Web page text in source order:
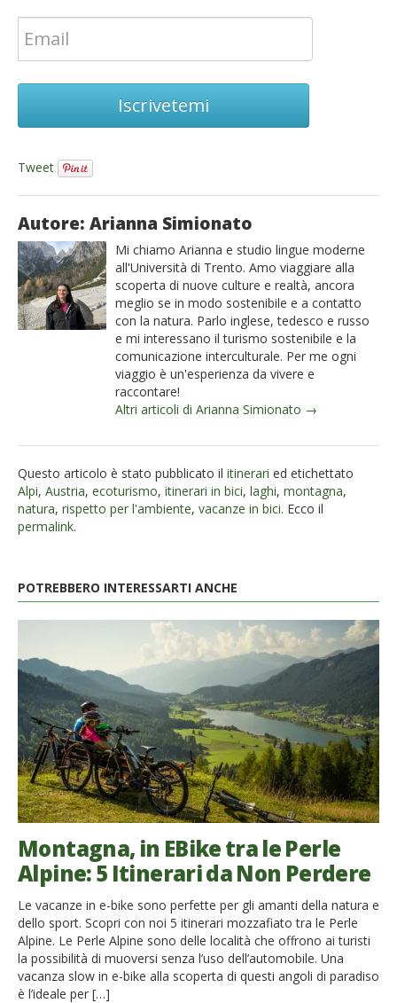
Iscrivetemi
Tweet
Autore: Arianna Simionato
Mi chiamo Arianna e studio lingue moderne
all'Università di Trento. Amo viaggiare alla
scoperta di nuove culture e realtà, ancora
meglio se in modo sostenibile e a contatto
con la natura. Parlo inglese, tedesco e russo
e mi interessano il turismo sostenibile e la
comunicazione interculturale. Per me ogni
viaggio è un'esperienza da vivere e
raccontare!
Altri articoli di Arianna Simionato →
Questo articolo è stato pubblicato il itinerari ed etichettato
Alpi, Austria, ecoturismo, itinerari in bici, laghi, montagna,
natura, rispetto per l'ambiente, vacanze in bici. Ecco il
permalink.
POTREBBERO INTERESSARTI ANCHE
Montagna, in EBike tra le Perle
Alpine: 5 Itinerari da Non Perdere
Le vacanze in e-bike sono perfette per gli amanti della natura e
dello sport. Scopri con noi 5 itinerari mozzafiato tra le Perle
Alpine. Le Perle Alpine sono delle località che offrono ai turisti
la possibilità di muoversi senza l’uso dell’automobile. Una
vacanza slow in e-bike alla scoperta di questi angoli di paradiso
è l’ideale per […]